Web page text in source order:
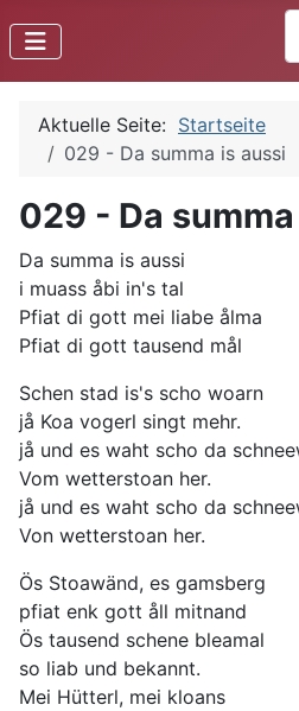
Aktuelle Seite: Startseite
029 - Da summa is aussi
029 - Da
Da summa is aussi
i muass åbi in's tal
Pfiat di gott mei liabe ålma
Pfiat di gott tausend mål
Schen stad is's scho woarn
jå Koa vogerl singt mehr.
jå und es waht scho da
Vom wetterstoan her.
jå und es waht scho da
Von wetterstoan her.
Ös Stoawänd, es gamsberg
pfiat enk gott åll mitnand
Ös tausend schene bleamal
so liab und bekannt.
Mei Hütterl, mei kloans